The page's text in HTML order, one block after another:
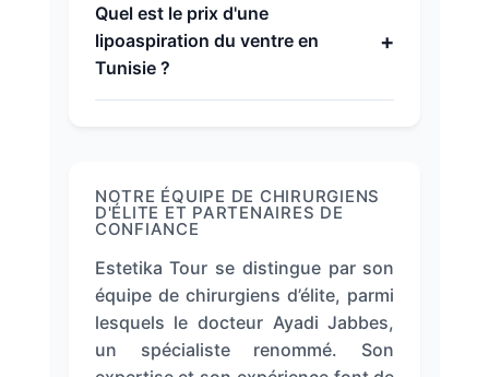
Quel est le prix d'une
lipoaspiration du ventre en
Tunisie ?
+
NOTRE ÉQUIPE DE CHIRURGIENS
D'ÉLITE ET PARTENAIRES DE
CONFIANCE
Estetika Tour se distingue par son
équipe de chirurgiens d’élite, parmi
lesquels le docteur Ayadi Jabbes,
un spécialiste renommé. Son